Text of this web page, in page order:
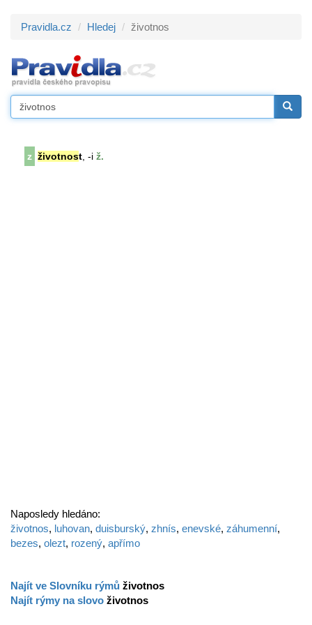
Pravidla.cz Hledej životnos
z životnost , -i ž.
Naposledy hledáno:
životnos, luhovan, duisburský, zhnís, enevské, záhumenní,
bezes, olezt, rozený, apřímo
Najít ve Slovníku rýmů životnos
Najít rýmy na slovo životnos